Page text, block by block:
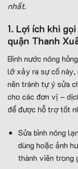
nhất.
1. Lợi ích khi
quận Thanh
Bình nước nóng
lỡ xảy ra sự cố này,
nên tránh tự ý sửa
cho các đơn vị –
để được hỗ trợ tốt
Sửa bình nóng
dùng hoặc ảnh
thành viên trong